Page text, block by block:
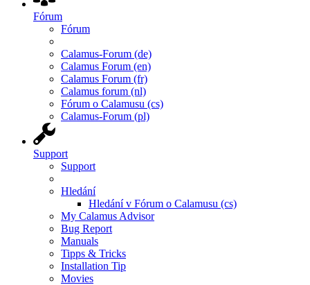
Fórum
Fórum
Calamus-Forum (de)
Calamus Forum (en)
Calamus Forum (fr)
Calamus forum (nl)
Fórum o Calamusu (cs)
Calamus-Forum (pl)
Support
Support
Hledání
Hledání v Fórum o Calamusu (cs)
My Calamus Advisor
Bug Report
Manuals
Tipps & Tricks
Installation Tip
Movies